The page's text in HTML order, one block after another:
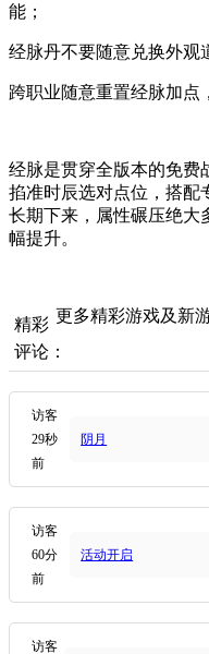
能；
经脉丹不要随意兑换外观
跨职业随意重置经脉加点
经脉是贯穿全版本的免费
掐准时辰选对点位，搭配
长期下来，属性碾压绝大
幅提升。
更多精彩游戏及新
精彩
评论：
访客
29秒
前
阴月
访客
60分
前
活动开启
访客